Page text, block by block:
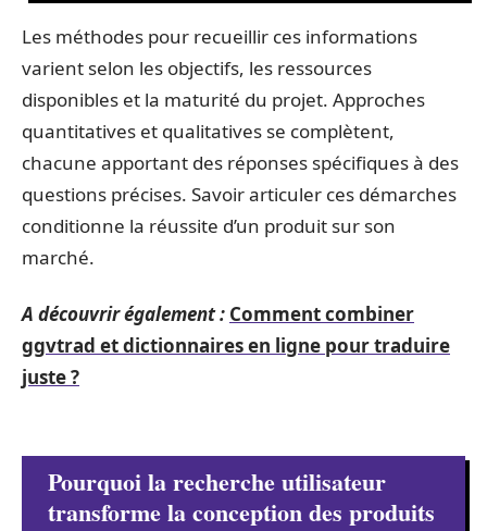
Les méthodes pour recueillir ces informations
varient selon les objectifs, les ressources
disponibles et la maturité du projet. Approches
quantitatives et qualitatives se complètent,
chacune apportant des réponses spécifiques à des
questions précises. Savoir articuler ces démarches
conditionne la réussite d’un produit sur son
marché.
A découvrir également : Comment combiner
ggvtrad et dictionnaires en ligne pour traduire
juste ?
Pourquoi la recherche utilisateur
transforme la conception des produits